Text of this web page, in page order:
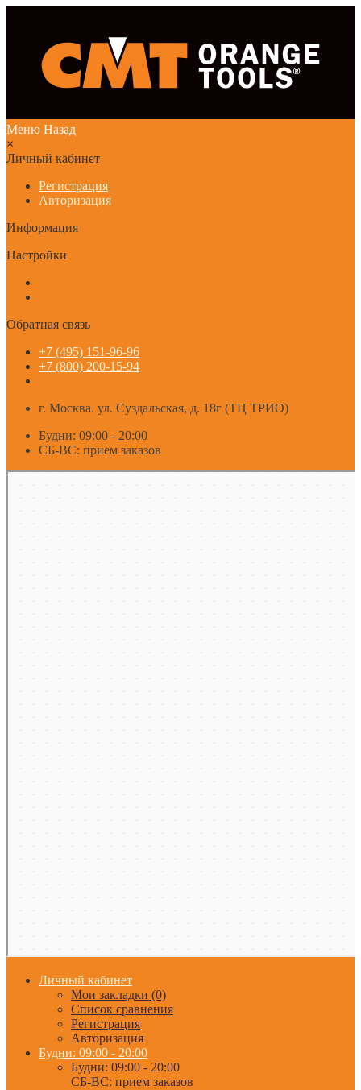
Меню Назад
×
Личный кабинет
Регистрация
Авторизация
Информация
Настройки
Обратная связь
+7 (495) 151-96-96
+7 (800) 200-15-94
г. Москва. ул. Суздальская, д. 18г (ТЦ ТРИО)
Будни: 09:00 - 20:00
СБ-ВС: прием заказов
Личный кабинет
Мои закладки (0)
Список сравнения
Регистрация
Авторизация
Будни: 09:00 - 20:00
Будни: 09:00 - 20:00
СБ-ВС: прием заказов